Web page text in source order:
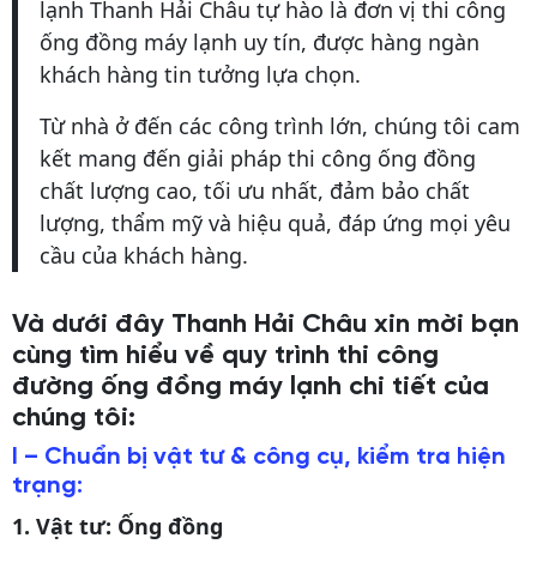
lạnh Thanh Hải Châu tự hào là đơn vị thi công
ống đồng máy lạnh uy tín, được hàng ngàn
khách hàng tin tưởng lựa chọn.
Từ nhà ở đến các công trình lớn, chúng tôi cam
kết mang đến giải pháp thi công ống đồng
chất lượng cao, tối ưu nhất, đảm bảo chất
lượng, thẩm mỹ và hiệu quả, đáp ứng mọi yêu
cầu của khách hàng.
Và dưới đây Thanh Hải Châu xin mời bạn
cùng tìm hiểu về quy trình thi công
đường ống đồng máy lạnh chi tiết của
chúng tôi:
I – Chuẩn bị vật tư & công cụ, kiểm tra hiện
trạng:
1. Vật tư: Ống đồng